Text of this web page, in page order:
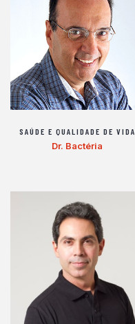
SAÚDE E QUALIDADE DE VIDA
Dr. Bactéria